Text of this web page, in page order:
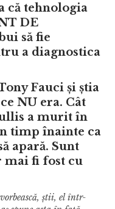
că tehnologia
DE
să fie
a diagnostica
Fauci și știa
NU era. Cât
a murit în
timp înainte ca
apară. Sunt
mai fi fost cu
știi, el într-